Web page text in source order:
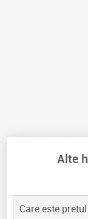
Alte
Care este